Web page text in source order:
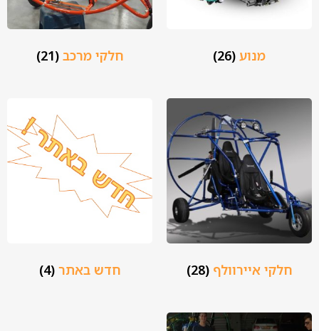
מנוע (26) חלקי מרכב(21)
חלקי איירוולף(28) חדש באתר(4)